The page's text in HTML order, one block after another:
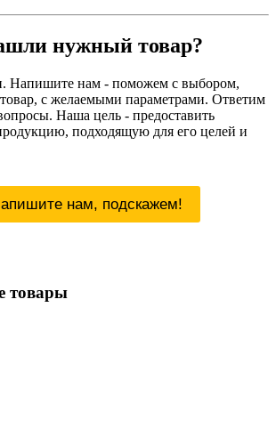
нужный товар?
Напишите нам - поможем с выбором,
с желаемыми параметрами. Ответим
Наша цель - предоставить
подходящую для его целей и
нам, подскажем!
товары